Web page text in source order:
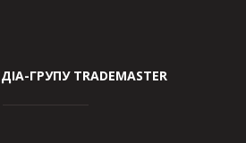
ГРУПУ TRADEMASTER